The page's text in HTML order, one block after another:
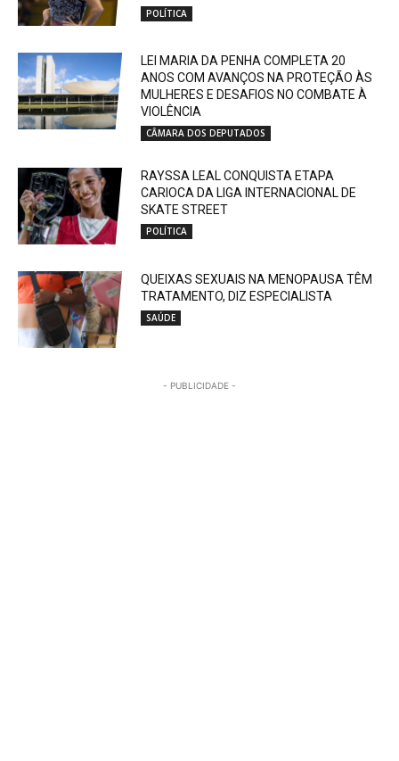
POLÍTICA
LEI MARIA DA PENHA COMPLETA 20
ANOS COM AVANÇOS NA PROTEÇÃO ÀS
MULHERES E DESAFIOS NO COMBATE À
VIOLÊNCIA
CÂMARA DOS DEPUTADOS
RAYSSA LEAL CONQUISTA ETAPA
CARIOCA DA LIGA INTERNACIONAL DE
SKATE STREET
POLÍTICA
QUEIXAS SEXUAIS NA MENOPAUSA TÊM
TRATAMENTO, DIZ ESPECIALISTA
SAÚDE
- PUBLICIDADE -